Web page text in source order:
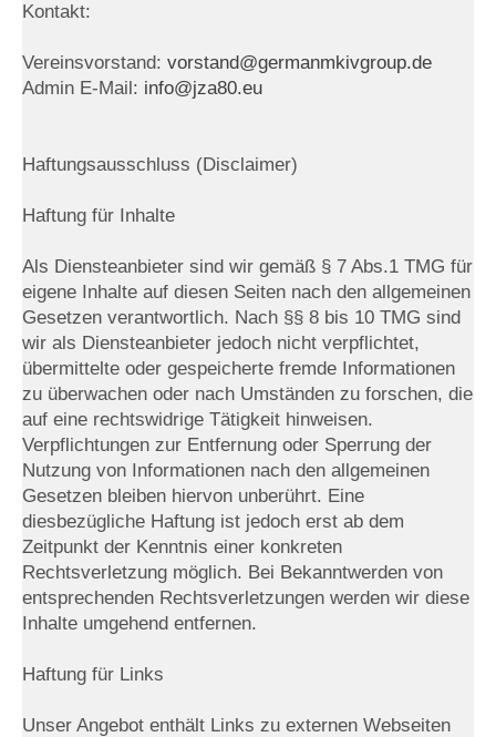
Kontakt:
Vereinsvorstand: vorstand@germanmkivgroup.de
Admin E-Mail: info@jza80.eu
Haftungsausschluss (Disclaimer)
Haftung für Inhalte
Als Diensteanbieter sind wir gemäß § 7 Abs.1 TMG für
eigene Inhalte auf diesen Seiten nach den allgemeinen
Gesetzen verantwortlich. Nach §§ 8 bis 10 TMG sind
wir als Diensteanbieter jedoch nicht verpflichtet,
übermittelte oder gespeicherte fremde Informationen
zu überwachen oder nach Umständen zu forschen, die
auf eine rechtswidrige Tätigkeit hinweisen.
Verpflichtungen zur Entfernung oder Sperrung der
Nutzung von Informationen nach den allgemeinen
Gesetzen bleiben hiervon unberührt. Eine
diesbezügliche Haftung ist jedoch erst ab dem
Zeitpunkt der Kenntnis einer konkreten
Rechtsverletzung möglich. Bei Bekanntwerden von
entsprechenden Rechtsverletzungen werden wir diese
Inhalte umgehend entfernen.
Haftung für Links
Unser Angebot enthält Links zu externen Webseiten